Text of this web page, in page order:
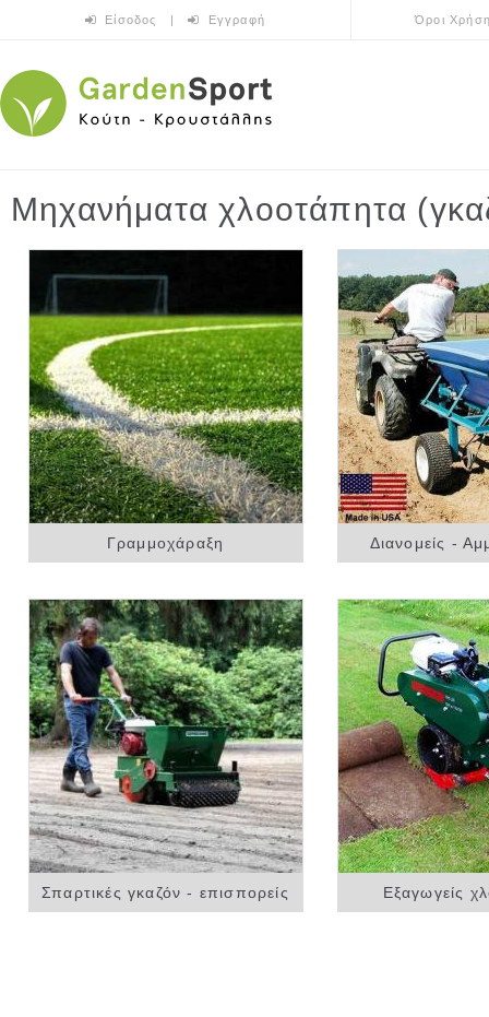
Είσοδος | Εγγραφή Όροι
Μηχανήματα χλοοτάπητα
Γραμμοχάραξη Διανομείς -
Σπαρτικές γκαζόν - επισπορείς Εξαγωγείς